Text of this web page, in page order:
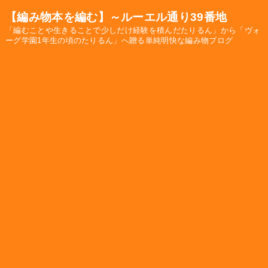
【編み物本を編む】～ルーエル通り39番地
「編むことや生きることで少しだけ経験を積んだたりるん」から「ヴォ
ーグ学園1年生の頃のたりるん」へ贈る単純明快な編み物ブログ